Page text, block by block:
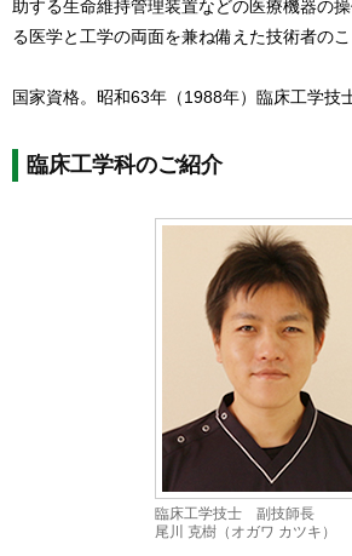
助する生命維持管理装置などの医療機器の
る医学と工学の両面を兼ね備えた技術者のこ
国家資格。昭和63年（1988年）臨床工学技
臨床工学科のご紹介
臨床工学技士 副技師長
尾川 克樹（オガワ カツキ）